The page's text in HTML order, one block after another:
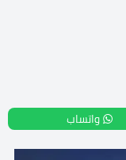
واتساب